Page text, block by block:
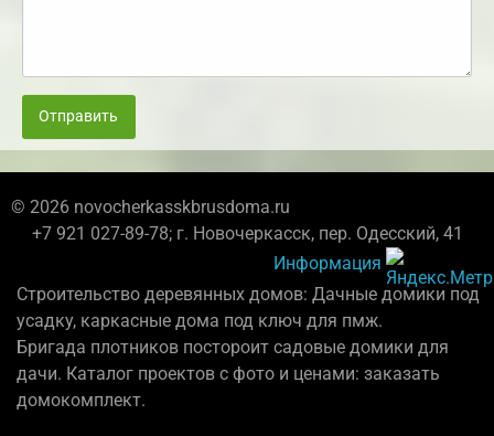
Отправить
© 2026 novocherkasskbrusdoma.ru
+7 921 027-89-78; г. Новочеркасск, пер. Одесский, 41
Информация
Строительство деревянных домов: Дачные домики под
усадку, каркасные дома под ключ для пмж.
Бригада плотников постороит садовые домики для
дачи. Каталог проектов с фото и ценами: заказать
домокомплект.